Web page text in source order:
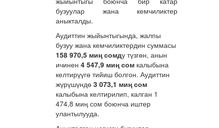
бузуулар жана кемчиликтер
аныкталды.
Аудиттин жыйынтыгында, жалпы
бузуу жана кемчиликтердин суммасы
158 970,5 миң сомду түзгөн, анын
ичинен4 547,9 миң сом калыбына
келтирүүгө тийиш болгон. Аудиттин
жүрүшүндө3 073,1 миң сом
калыбына келтирилип, калган 1
474,8 миң сом боюнча иштер
улантылууда.